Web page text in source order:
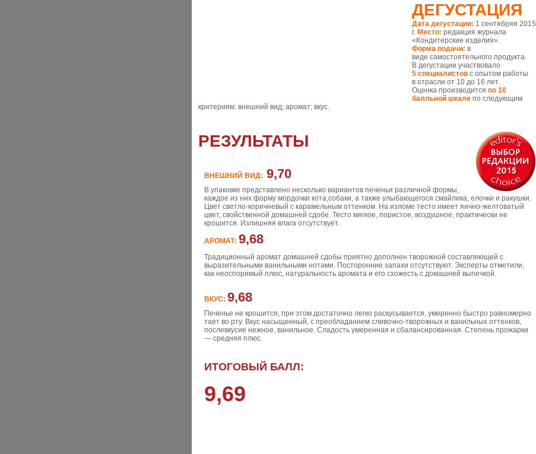
ДЕГУСТАЦИЯ
Дата дегустации: 1 сентябряя 2015
г. Место: редакция журнала
«Кондитерские изделия».
Форма подачи: в
виде самостоятельного продукта.
В дегустации участвовало
5 специалистов с опытом работы
в отрасли от 10 до 16 лет.
Оценка производится по 10
балльной шкале по следующим
критериям: внешний вид; аромат; вкус.
РЕЗУЛЬТАТЫ
ВНЕШНИЙ ВИД: 9,70
В упаковке представлено несколько вариантов печенья различной формы,
каждое из них форму мордочки кота,собаки, а также улыбающегося смайлика, елочки и ракушки.
Цвет светло-коричневый с карамельным оттенком. На изломе тесто имеет яично-желтоватый
цвет, свойственной домашней сдобе. Тесто мягкое, пористое, воздушное, практически не
крошится. Излишняя влага отсутствует.
АРОМАТ: 9,68
Традиционный аромат домашней сдобы приятно дополнен творожной составляющей с
выразительными ванильными нотами. Посторонние запахи отсутствуют. Эксперты отметили,
как неоспоримый плюс, натуральность аромата и его схожесть с домашней выпечкой.
ВКУС: 9,68
Печенье не крошится, при этом достаточно легко раскусывается, умеренно быстро равномерно
тает во рту. Вкус насыщенный, с преобладанием сливочно-творожных и ванильных оттенков,
послевкусие нежное, ванильное. Сладость умеренная и сбалансированная. Степень прожарки
— средняя плюс.
ИТОГОВЫЙ БАЛЛ:
9,69